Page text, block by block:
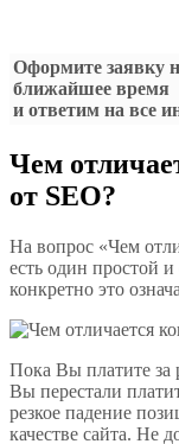
Оформите заявку
ближайшее время
и ответим на все
Чем
от SEO?
На вопрос «Чем
есть один простой
конкретно это
Пока Вы платите
Вы перестали
резкое падение
качестве сайта. Не